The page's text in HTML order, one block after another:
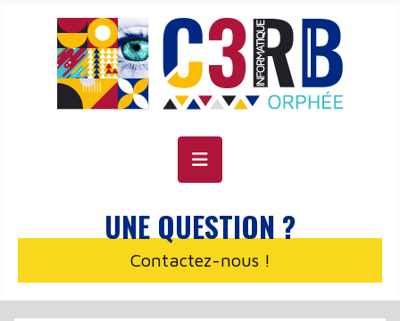
UNE QUESTION ?
Contactez-nous !